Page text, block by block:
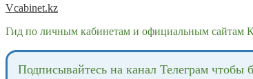
Vcabinet.kz
Гид по личным кабинетам и официальным сайтам
Подпиcывайтесь на канал Телеграм чтобы